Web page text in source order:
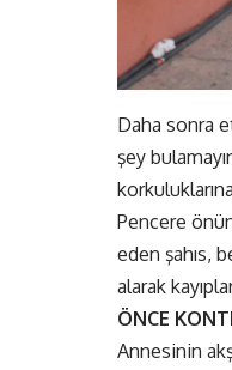
Daha sonra
şey
Pencere
eden şahıs,
alarak
ÖNCE
Annesinin